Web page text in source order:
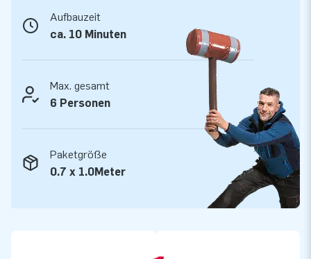
aufgerollten Formats. Die Hüpfburg wird mit Gebläse,
Verankerungsmaterial, einer Transporttasche und einer
klaren Anleitung geliefert. Alles komplett für ein
Das Slide Combo Paradise Island Hüpfkissen ist an mehreren
Stellen verstärkt und mehrfach gesteppt. Hergestellt aus
robustem, hochwertigem PVC, ist es langlebig und leicht zu
reinigen. Ein Hüpfkissen von JB wird mit 5 Jahren Garantie
geliefert. Damit garantieren Sie mit diesem Produkt
jahrelangen optimalen Spielspaß.
JB Hüpfburgen: führender Lieferant von
Aufbauzeit
ca. 10 Minuten
Max. gesamt
6 Personen
Paketgröße
0.7 x 1.0Meter